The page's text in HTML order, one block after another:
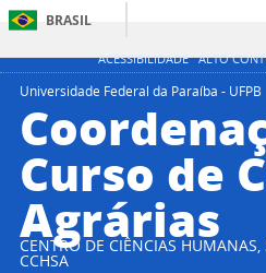
ACESSIBILIDADE ALTO
BRASIL
Universidade Federal da Paraíba - UFPB
Curso de
Agrárias
CENTRO DE CIÊNCIAS HUMANAS,
CCHSA